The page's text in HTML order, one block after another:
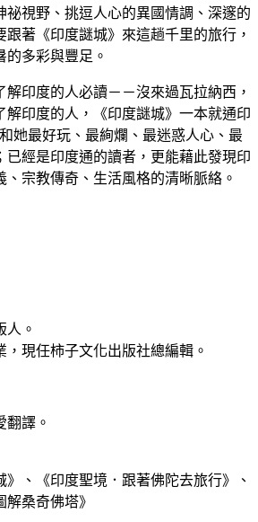
祕視野、挑逗人心的異國情調、深邃的
跟著《印度謎城》來這趟千里的旅行，
多彩與豐足。
度的人必讀－－沒來過瓦拉納西，
解印度的人，《印度謎城》一本就通印
她最好玩、最絢爛、最迷惑人心、最
已經是印度通的讀者，更能藉此發現印
、宗教傳奇、生活風格的清晰脈絡。
人。
，現任柿子文化出版社總編輯。
翻譯。
、《印度聖境．跟著佛陀去旅行》、
解桑奇佛塔》